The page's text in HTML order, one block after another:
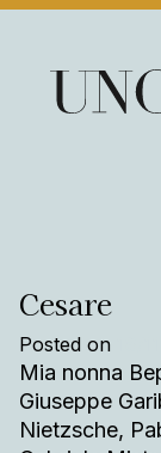
Cesare
Posted on
Mia nonna
Giuseppe
Nietzsche,